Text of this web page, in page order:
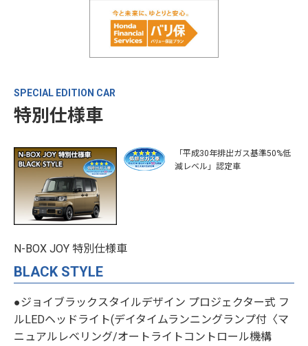
SPECIAL EDITION CAR
特別仕様車
「平成30年排出ガス基準50%低
減レベル」認定車
N-BOX JOY 特別仕様車
BLACK STYLE
●ジョイブラックスタイルデザイン プロジェクター式 フ
ルLEDヘッドライト(デイタイムランニングランプ付〈マ
ニュアルレベリング/オートライトコントロール機構